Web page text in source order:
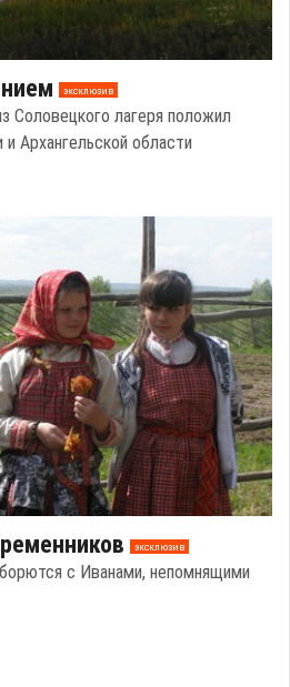
эксклюзив
Соловецкого лагеря положил
Архангельской области
эксклюзив
с Иванами, непомнящими